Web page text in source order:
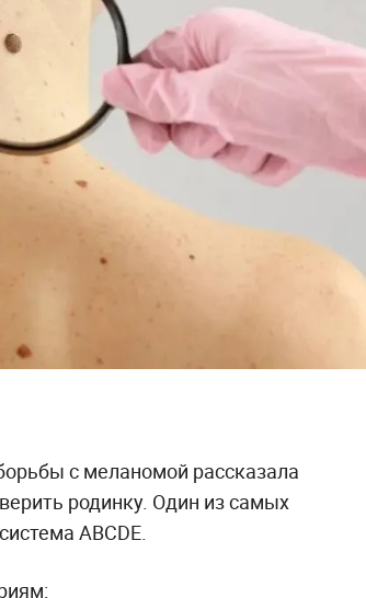
с меланомой рассказала
родинку. Один из самых
ABCDE.